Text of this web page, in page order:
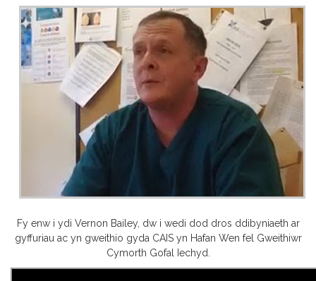
Fy enw i ydi Vernon Bailey, dw i wedi dod dros ddibyniaeth ar
gyffuriau ac yn gweithio gyda CAIS yn Hafan Wen fel Gweithiwr
Cymorth Gofal Iechyd.